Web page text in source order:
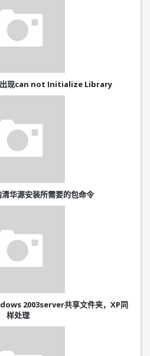
现can not Initialize Library
华源安装所需要的包命令
2003server共享文件夹，XP同
样处理